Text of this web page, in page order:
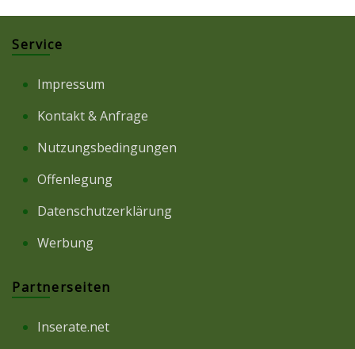
Service
Impressum
Kontakt & Anfrage
Nutzungsbedingungen
Offenlegung
Datenschutzerklärung
Werbung
Partnerseiten
Inserate.net